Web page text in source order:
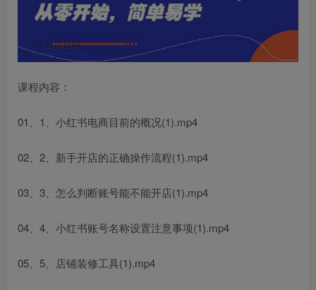
课程内容：
01、1、小红书电商目前的概况(1).mp4
02、2、新手开店的正确操作流程(1).mp4
03、3、怎么判断账号能不能开店(1).mp4
04、4、小红书账号名称设置注意事项(1).mp4
05、5、店铺装修工具(1).mp4